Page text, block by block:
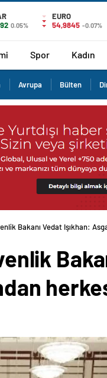
0.05%
EURO
54,9845 -0.07%
Spor Kadın
Avrupa Bülten
Bakanı Vedat Işıkhan: